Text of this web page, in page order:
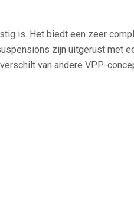
is. Het biedt een zeer
zijn uitgerust met
van andere VPP-